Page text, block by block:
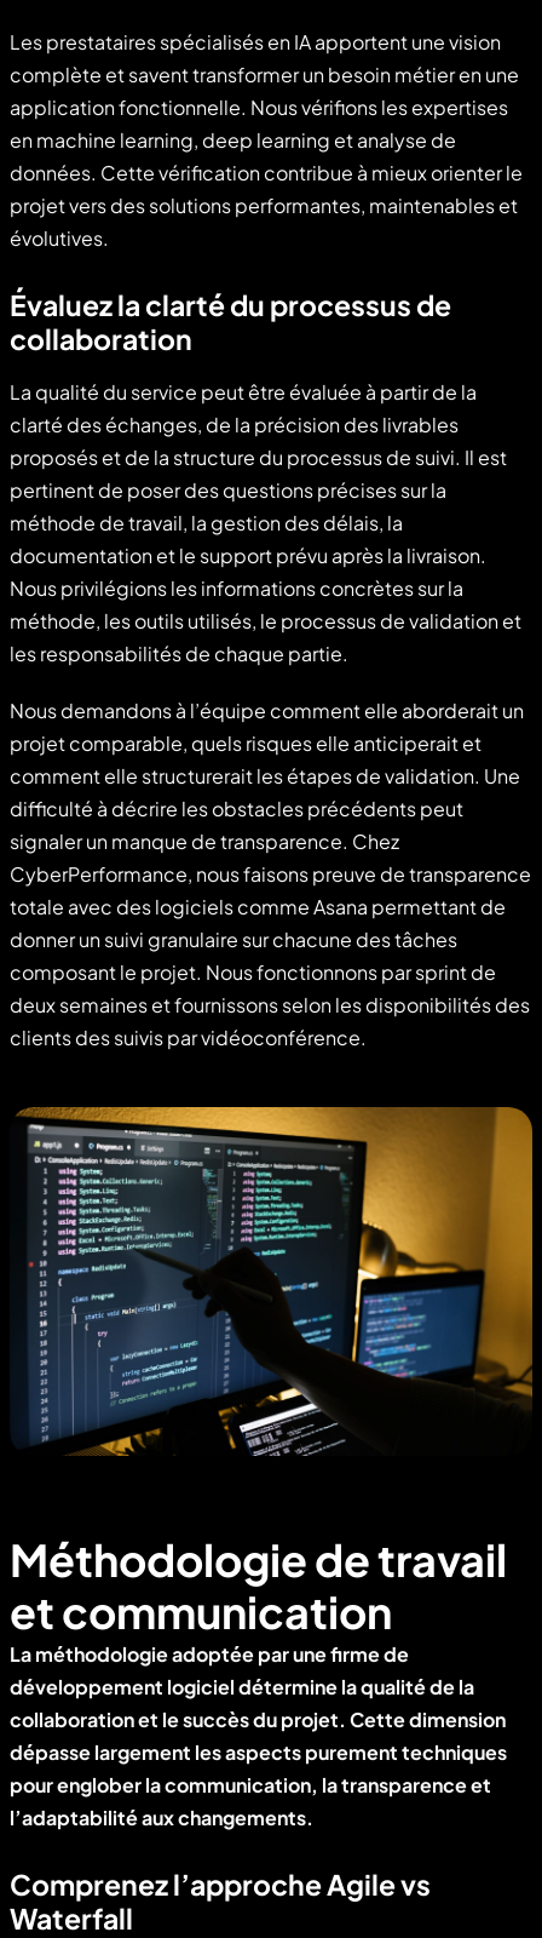
Les prestataires spécialisés en IA apportent une vision
complète et savent transformer un besoin métier en une
application fonctionnelle. Nous vérifions les expertises
en machine learning, deep learning et analyse de
données. Cette vérification contribue à mieux orienter le
projet vers des solutions performantes, maintenables et
évolutives.
Évaluez la clarté du processus de
collaboration
La qualité du service peut être évaluée à partir de la
clarté des échanges, de la précision des livrables
proposés et de la structure du processus de suivi. Il est
pertinent de poser des questions précises sur la
méthode de travail, la gestion des délais, la
documentation et le support prévu après la livraison.
Nous privilégions les informations concrètes sur la
méthode, les outils utilisés, le processus de validation et
les responsabilités de chaque partie.
Nous demandons à l’équipe comment elle aborderait un
projet comparable, quels risques elle anticiperait et
comment elle structurerait les étapes de validation. Une
difficulté à décrire les obstacles précédents peut
signaler un manque de transparence. Chez
CyberPerformance, nous faisons preuve de transparence
totale avec des logiciels comme Asana permettant de
donner un suivi granulaire sur chacune des tâches
composant le projet. Nous fonctionnons par sprint de
deux semaines et fournissons selon les disponibilités des
clients des suivis par vidéoconférence.
Méthodologie de travail
et communication
La méthodologie adoptée par une firme de
développement logiciel détermine la qualité de la
collaboration et le succès du projet. Cette dimension
dépasse largement les aspects purement techniques
pour englober la communication, la transparence et
l’adaptabilité aux changements.
Comprenez l’approche Agile vs
Waterfall